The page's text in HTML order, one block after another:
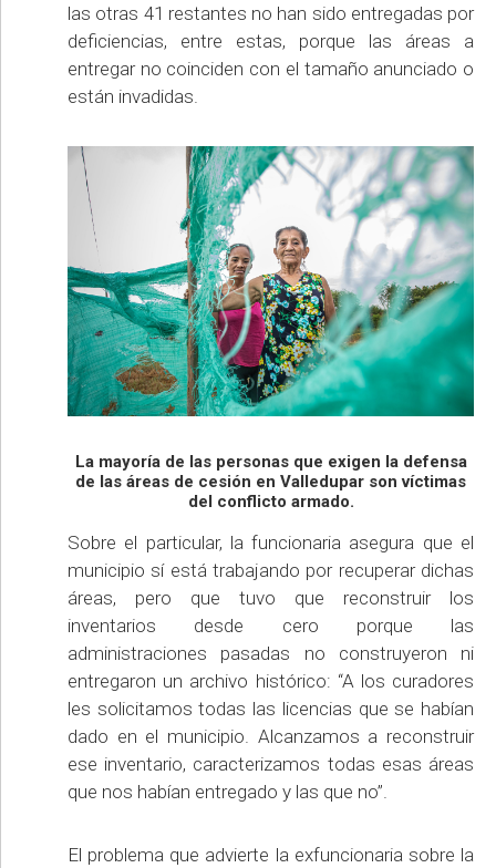
las otras 41 restantes no han sido entregadas por
deficiencias, entre estas, porque las áreas a
entregar no coinciden con el tamaño anunciado o
están invadidas.
La mayoría de las personas que exigen la defensa
de las áreas de cesión en Valledupar son víctimas
del conflicto armado.
Sobre el particular, la funcionaria asegura que el
municipio sí está trabajando por recuperar dichas
áreas, pero que tuvo que reconstruir los
inventarios desde cero porque las
administraciones pasadas no construyeron ni
entregaron un archivo histórico: “A los curadores
les solicitamos todas las licencias que se habían
dado en el municipio. Alcanzamos a reconstruir
ese inventario, caracterizamos todas esas áreas
que nos habían entregado y las que no”.
El problema que advierte la exfuncionaria sobre la